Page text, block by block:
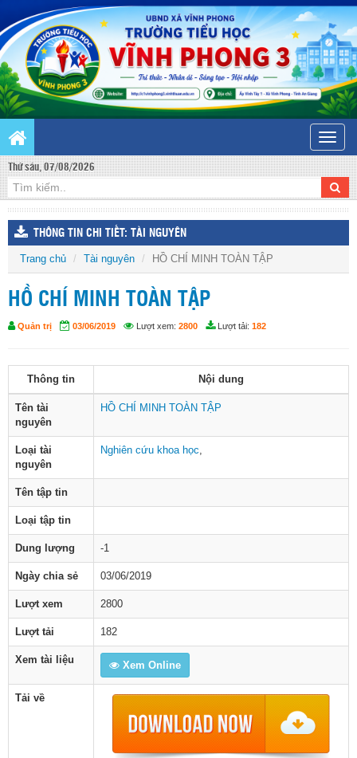
Toggle
Thứ sáu, 07/08/2026
THÔNG TIN CHI TIẾT: TÀI NGUYÊN
Trang chủ Tài nguyên HỒ CHÍ MINH TOÀN TẬP
HỒ CHÍ MINH TOÀN TẬP
Quản trị 03/06/2019 Lượt xem: 2800 Lượt tải: 182
Thông tin Nội dung
Tên tài
nguyên
HỒ CHÍ MINH TOÀN TẬP
Loại tài
nguyên
Nghiên cứu khoa học,
Tên tập tin
Loại tập tin
Dung lượng -1
Ngày chia sẻ 03/06/2019
Lượt xem 2800
Lượt tải 182
Xem tài liệu Xem Online
Tải về